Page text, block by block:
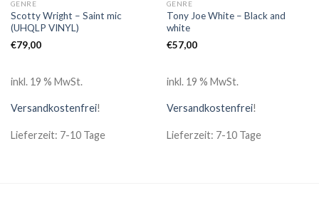
GENRE
Scotty Wright – Saint mic
(UHQLP VINYL)
€79,00
inkl. 19 % MwSt.
Versandkostenfrei!
Lieferzeit: 7-10 Tage
GENRE
Tony Joe White – Black and
white
€57,00
inkl. 19 % MwSt.
Versandkostenfrei!
Lieferzeit: 7-10 Tage